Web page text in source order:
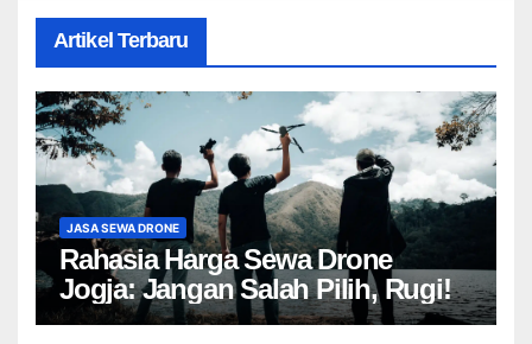
Artikel Terbaru
JASA SEWA DRONE
Rahasia Harga Sewa Drone
Jogja: Jangan Salah Pilih, Rugi!